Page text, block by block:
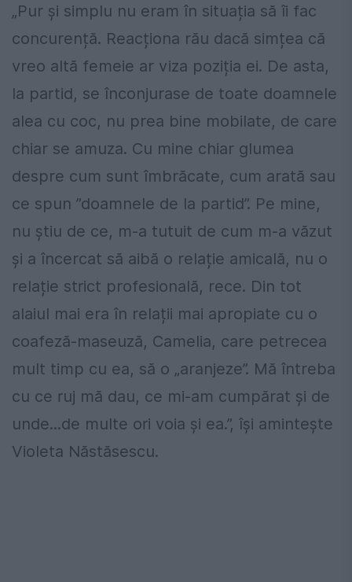
„Pur și simplu nu eram în situația să îi fac
concurență. Reacționa rău dacă simțea că
vreo altă femeie ar viza poziția ei. De asta,
la partid, se înconjurase de toate doamnele
alea cu coc, nu prea bine mobilate, de care
chiar se amuza. Cu mine chiar glumea
despre cum sunt îmbrăcate, cum arată sau
ce spun ”doamnele de la partid”. Pe mine,
nu știu de ce, m-a tutuit de cum m-a văzut
și a încercat să aibă o relație amicală, nu o
relație strict profesională, rece. Din tot
alaiul mai era în relații mai apropiate cu o
coafeză-maseuză, Camelia, care petrecea
mult timp cu ea, să o „aranjeze”. Mă întreba
cu ce ruj mă dau, ce mi-am cumpărat şi de
unde...de multe ori voia şi ea.”, își amintește
Violeta Năstăsescu.